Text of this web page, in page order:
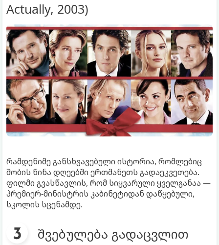
Actually, 2003)
რამდენიმე განსხვავებული ისტორია, რომლებიც
შობის წინა დღეებში ერთმანეთს გადაეკვეთება.
ფილმი გვასწავლის, რომ სიყვარული ყველგანაა —
პრემიერ-მინისტრის კაბინეტიდან დაწყებული,
სკოლის სცენამდე.
შვებულება გადაცვლით